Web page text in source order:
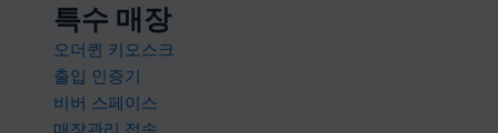
특수 매장
오더퀸 키오스크
출입 인증기
비버 스페이스